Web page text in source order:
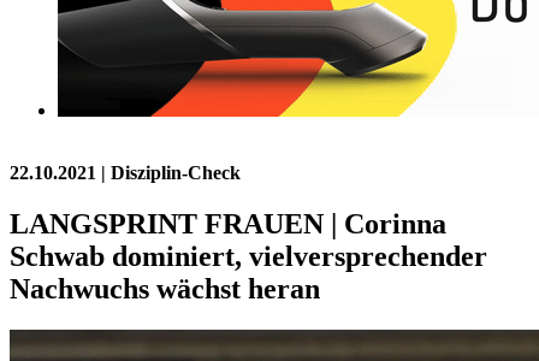
22.10.2021 | Disziplin-Check
LANGSPRINT FRAUEN | Corinna
Schwab dominiert, vielversprechender
Nachwuchs wächst heran